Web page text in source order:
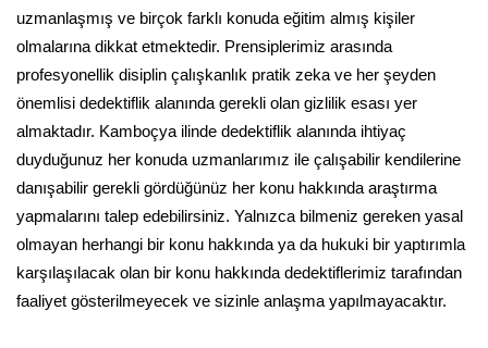
uzmanlaşmış ve birçok farklı konuda eğitim almış kişiler
olmalarına dikkat etmektedir. Prensiplerimiz arasında
profesyonellik disiplin çalışkanlık pratik zeka ve her şeyden
önemlisi dedektiflik alanında gerekli olan gizlilik esası yer
almaktadır. Kamboçya ilinde dedektiflik alanında ihtiyaç
duyduğunuz her konuda uzmanlarımız ile çalışabilir kendilerine
danışabilir gerekli gördüğünüz her konu hakkında araştırma
yapmalarını talep edebilirsiniz. Yalnızca bilmeniz gereken yasal
olmayan herhangi bir konu hakkında ya da hukuki bir yaptırımla
karşılaşılacak olan bir konu hakkında dedektiflerimiz tarafından
faaliyet gösterilmeyecek ve sizinle anlaşma yapılmayacaktır.